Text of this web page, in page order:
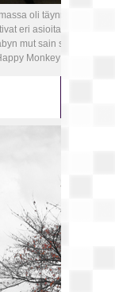
oli täynnä
eri asioita, mä olisin
mut sain sitten oltua
Monkey Baby”